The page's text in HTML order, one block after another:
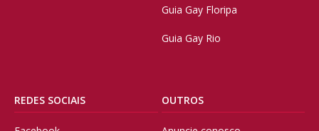
Guia Gay Floripa
Guia Gay Rio
REDES SOCIAIS OUTROS